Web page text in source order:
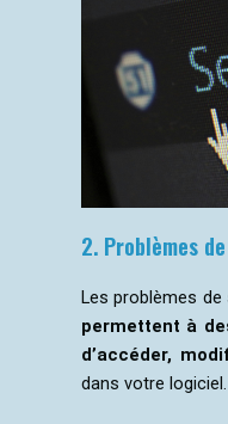
2. Problèmes
Les problèmes
permettent à
d’accéder,
dans votre logiciel.